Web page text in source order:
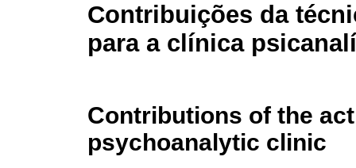
Contribuições da
para a clínica
Contributions of the
psychoanalytic clinic